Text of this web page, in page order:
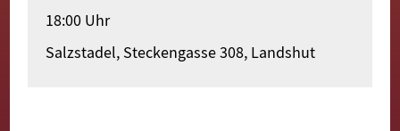
Pari Yehak
18:00 Uhr
Salzstadel, Steckengasse 308, Landshut